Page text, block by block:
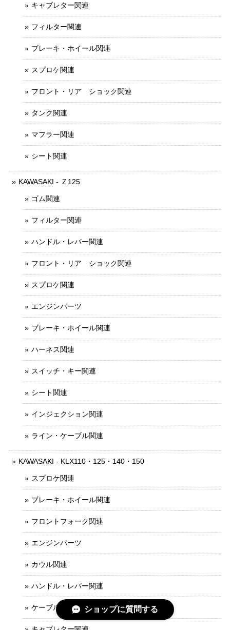
キャブレター関連
フィルター関連
ブレーキ・ホイール関連
スプロケ関連
フロント・リア ショック関連
タンク関連
マフラー関連
シート関連
KAWASAKI - Ｚ125
ゴム関連
フィルター関連
ハンドル・レバー関連
フロント・リア ショック関連
スプロケ関連
エンジンパーツ
ブレーキ・ホイール関連
ハーネス関連
スイッチ・キー関連
シート関連
インジェクション関連
ライン・ケーブル関連
KAWASAKI - KLX110・125・140・150
スプロケ関連
ブレーキ・ホイール関連
フロントフォーク関連
エンジンパーツ
カウル関連
ハンドル・レバー関連
ケーブル・ライン関連ショップに質問する